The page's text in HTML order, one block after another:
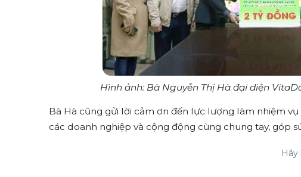
Hình ảnh: Bà Nguyễn Thị Hà đại diện
Bà Hà cũng gửi lời cảm ơn đến lực lượng làm nhiệm
các doanh nghiệp và cộng động cùng chung tay, góp
Hãy